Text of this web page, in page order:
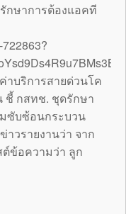
กษาการต้องแอคที
าบริการสายด่วนโค
ชี้ กสทช. ชุดรักษา
ซับซ้อนกระบวน
วรายงานว่า จาก
ข้อความว่า ลูก